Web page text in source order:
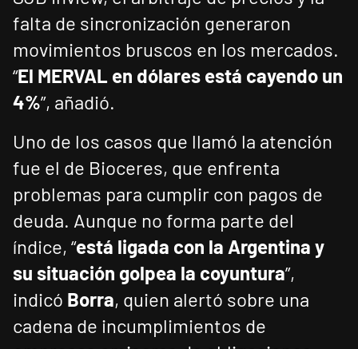
falta de sincronización generaron
movimientos bruscos en los mercados.
“El MERVAL en dólares está cayendo un
4%”, añadió.
Uno de los casos que llamó la atención
fue el de Bioceres, que enfrenta
problemas para cumplir con pagos de
deuda. Aunque no forma parte del
índice, “está ligada con la Argentina y
su situación golpea la coyuntura”,
indicó Borra, quien alertó sobre una
cadena de incumplimientos de